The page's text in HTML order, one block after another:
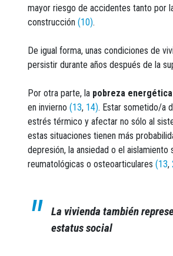
mayor riesgo de accidentes tanto por
construcción (10).
De igual forma, unas condiciones de
persistir durante años después de la
Por otra parte, la pobreza energética
en invierno (13, 14). Estar sometido/a
estrés térmico y afectar no sólo al
estas situaciones tienen más
depresión, la ansiedad o el aislamiento
reumatológicas o osteoarticulares (13,
La vivienda también
estatus social